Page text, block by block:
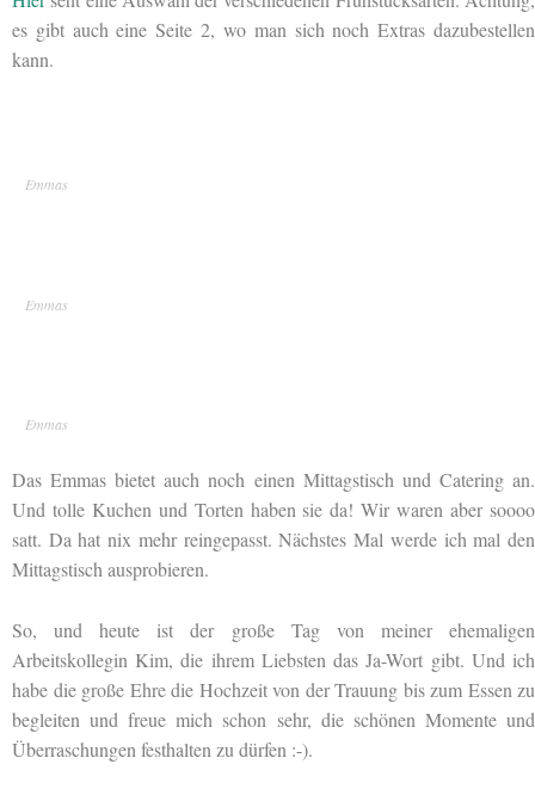
es gibt auch eine Seite 2, wo man sich noch Extras dazubestellen
kann.
Emmas
Emmas
Emmas
Das Emmas bietet auch noch einen Mittagstisch und Catering an.
Und tolle Kuchen und Torten haben sie da! Wir waren aber soooo
satt. Da hat nix mehr reingepasst. Nächstes Mal werde ich mal den
Mittagstisch ausprobieren.
So, und heute ist der große Tag von meiner ehemaligen
Arbeitskollegin Kim, die ihrem Liebsten das Ja-Wort gibt. Und ich
habe die große Ehre die Hochzeit von der Trauung bis zum Essen zu
begleiten und freue mich schon sehr, die schönen Momente und
Überraschungen festhalten zu dürfen :-).